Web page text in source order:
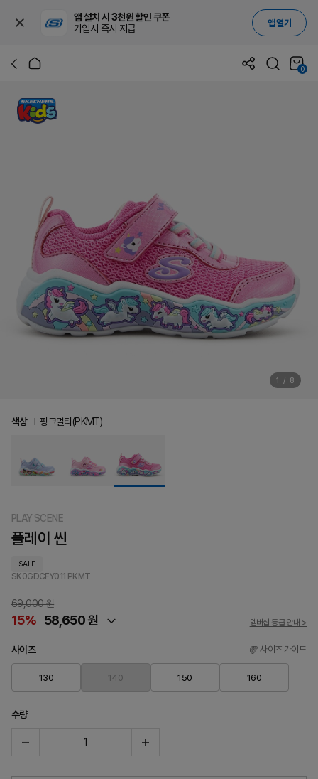
앱 설치 시 3천원 할인 쿠폰
가입시 즉시 지급
앱 열기
0
1 / 8
PLAY SCENE
플레이 씬
SALE
SK0GDCFY011 PKMT
69,000 원
15% 58,650 원 멤버십 등급 안내 >
색상 핑크멀티(PKMT)
사이즈 사이즈 가이드
130 140 150 160
수량